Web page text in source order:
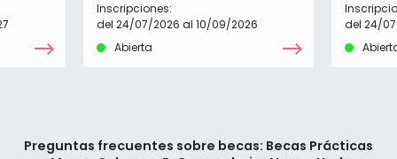
Inscripciones:
del 24/07/2026 al 10/09/2026
Abierta
del 24/
Preguntas frecuentes sobre becas: Becas Prácticas